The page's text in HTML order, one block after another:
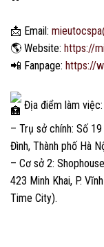
📩 Email:
🌎 Website: https://
📲 Fanpage: https://
Địa điểm làm việc:
– Trụ sở chính: Số
Đình, Thành phố Hà
– Cơ sở 2:
423 Minh Khai, P.
Time City).